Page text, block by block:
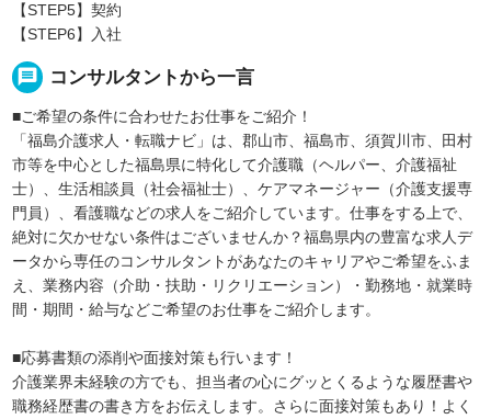
【STEP5】契約
【STEP6】入社
message コンサルタントから一言
■ご希望の条件に合わせたお仕事をご紹介！
「福島介護求人・転職ナビ」は、郡山市、福島市、須賀川市、田村
市等を中心とした福島県に特化して介護職（ヘルパー、介護福祉
士）、生活相談員（社会福祉士）、ケアマネージャー（介護支援専
門員）、看護職などの求人をご紹介しています。仕事をする上で、
絶対に欠かせない条件はございませんか？福島県内の豊富な求人デ
ータから専任のコンサルタントがあなたのキャリアやご希望をふま
え、業務内容（介助・扶助・リクリエーション）・勤務地・就業時
間・期間・給与などご希望のお仕事をご紹介します。
■応募書類の添削や面接対策も行います！
介護業界未経験の方でも、担当者の心にグッとくるような履歴書や
職務経歴書の書き方をお伝えします。さらに面接対策もあり！よく